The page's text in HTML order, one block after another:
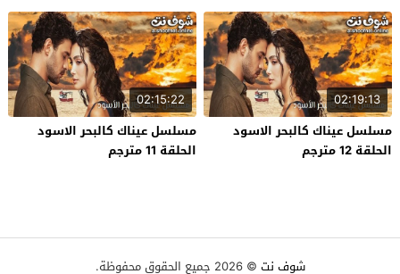
02:19:13
مسلسل عيناك كالبحر الاسود
الحلقة 12 مترجم
02:15:22
مسلسل عيناك كالبحر الاسود
الحلقة 11 مترجم
شوف نت © 2026 جميع الحقوق محفوظة.